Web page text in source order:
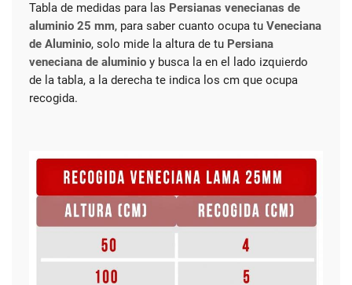
Tabla de medidas para las Persianas venecianas de
aluminio 25 mm, para saber cuanto ocupa tu Veneciana
de Aluminio, solo mide la altura de tu Persiana
veneciana de aluminioy busca la en el lado izquierdo
de la tabla, a la derecha te indica los cm que ocupa
recogida.